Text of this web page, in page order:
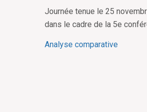
Journée tenue le 25
dans le cadre de la 5e
Analyse comparative